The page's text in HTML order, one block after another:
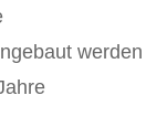
werden